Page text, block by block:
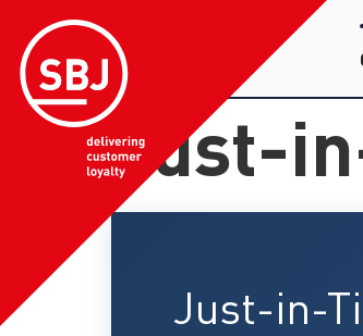
Just-
Just-in-